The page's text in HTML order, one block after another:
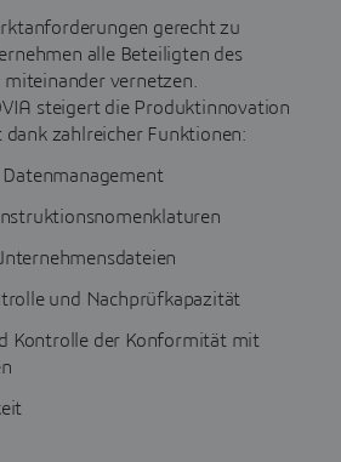
gerecht zu
alle Beteiligten des
vernetzen.
steigert die Produktinnovation
zahlreicher Funktionen:
und Nachprüfkapazität
Kontrolle der Konformität mit